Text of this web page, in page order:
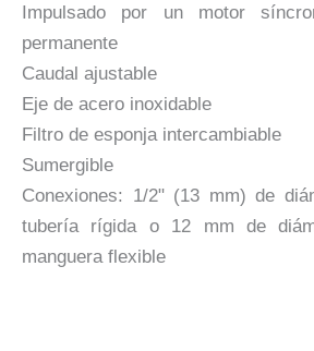
Impulsado por un motor
permanente
Caudal ajustable
Eje de acero inoxidable
Filtro de esponja intercambiable
Sumergible
Conexiones: 1/2" (13 mm) de
tubería rígida o 12 mm de
manguera flexible